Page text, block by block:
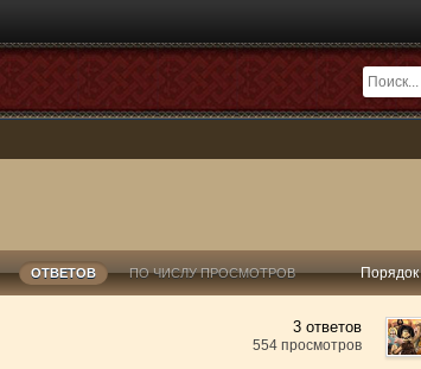
ОТВЕТОВ ПО ЧИСЛУ ПРОСМОТРОВ Порядок
3 ответов
554 просмотров